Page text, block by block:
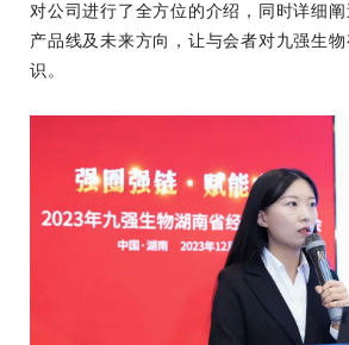
对公司进行了全方位的介绍，同时详细
产品线及未来方向，让与会者对九强生
识。